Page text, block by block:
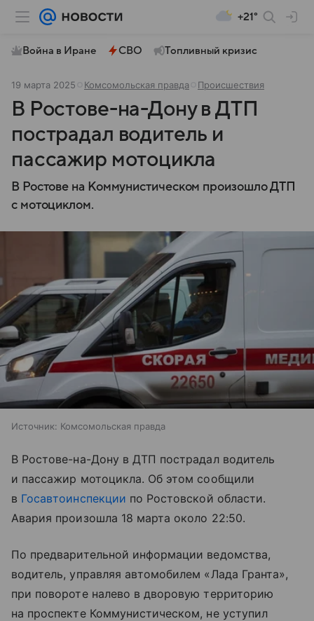
+21°
Война в Иране СВО Топливный кризис
19 марта 2025 Комсомольская правда Происшествия
В Ростове-на-Дону в ДТП
пострадал водитель и
пассажир мотоцикла
В Ростове на Коммунистическом произошло ДТП
с мотоциклом.
Источник: Комсомольская правда
В Ростове-на-Дону в ДТП пострадал водитель
и пассажир мотоцикла. Об этом сообщили
в Госавтоинспекции по Ростовской области.
Авария произошла 18 марта около 22:50.
По предварительной информации ведомства,
водитель, управляя автомобилем «Лада Гранта»,
при повороте налево в дворовую территорию
на проспекте Коммунистическом, не уступил